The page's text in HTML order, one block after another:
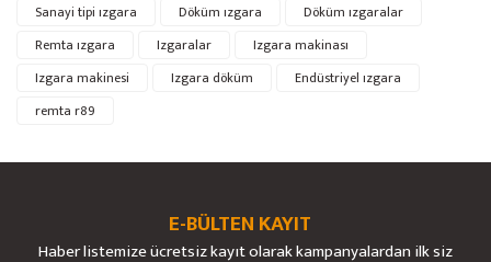
Sanayi tipi ızgara
Döküm ızgara
Döküm ızgaralar
Remta ızgara
Izgaralar
Izgara makinası
Izgara makinesi
Izgara döküm
Endüstriyel ızgara
remta r89
E-BÜLTEN KAYIT
Haber listemize ücretsiz kayıt olarak kampanyalardan ilk siz